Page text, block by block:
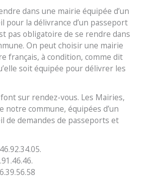
dans une mairie équipée d’un
pour la délivrance d’un passeport
pas obligatoire de se rendre dans
On peut choisir une mairie
français, à condition, comme dit
soit équipée pour délivrer les
sur rendez-vous. Les Mairies,
notre commune, équipées d’un
de demandes de passeports et